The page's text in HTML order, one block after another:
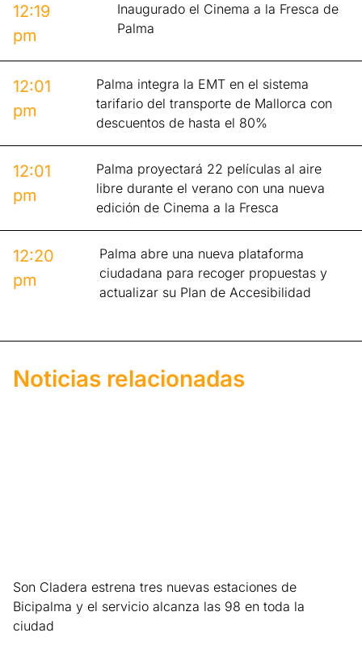
12:19
pm
Inaugurado el Cinema a la Fresca de
Palma
12:01
pm
Palma integra la EMT en el sistema
tarifario del transporte de Mallorca con
descuentos de hasta el 80%
12:01
pm
Palma proyectará 22 películas al aire
libre durante el verano con una nueva
edición de Cinema a la Fresca
12:20
pm
Palma abre una nueva plataforma
ciudadana para recoger propuestas y
actualizar su Plan de Accesibilidad
Noticias relacionadas
Son Cladera estrena tres nuevas estaciones de
Bicipalma y el servicio alcanza las 98 en toda la
ciudad